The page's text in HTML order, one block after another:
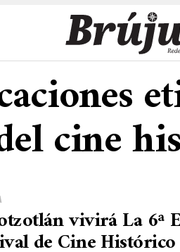
cine
vivirá La 6ª
de Cine Histórico